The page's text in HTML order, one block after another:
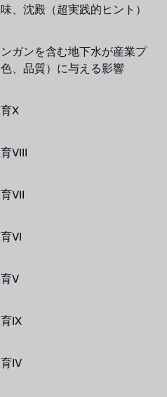
、沈殿（超実践的ヒント）
ガンを含む地下水が産業プ
、品質）に与える影響
X
VIII
VII
VI
V
IX
IV